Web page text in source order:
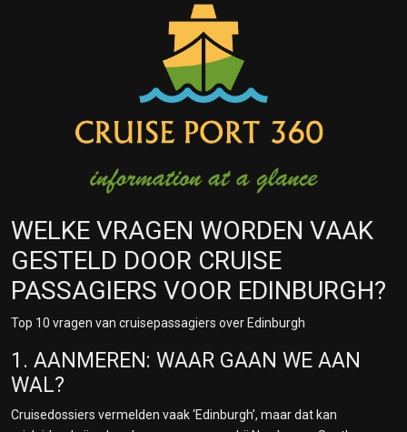
WELKE VRAGEN WORDEN VAAK
GESTELD DOOR CRUISE
PASSAGIERS VOOR EDINBURGH?
Top 10 vragen van cruisepassagiers over Edinburgh
1. AANMEREN: WAAR GAAN WE AAN
WAL?
Cruisedossiers vermelden vaak ‘Edinburgh’, maar dat kan